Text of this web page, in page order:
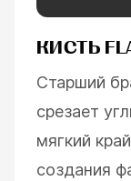
КИСТЬ
Старший
срезает
мягкий
создания